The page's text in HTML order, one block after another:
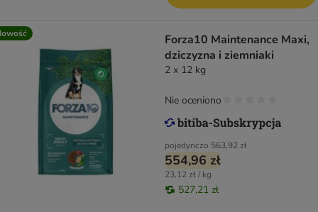
Forza10 Maintenance Maxi,
dziczyzna i ziemniaki
2 x 12 kg
pojedynczo 563,92 zł
554,96 zł
23,12 zł / kg
527,21 zł
Nie oceniono